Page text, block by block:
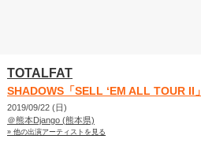
TOTALFAT
SHADOWS「SELL ‘EM ALL TOUR II」
2019/09/22 (日)
＠熊本Django (熊本県)
» 他の出演アーティストを見る